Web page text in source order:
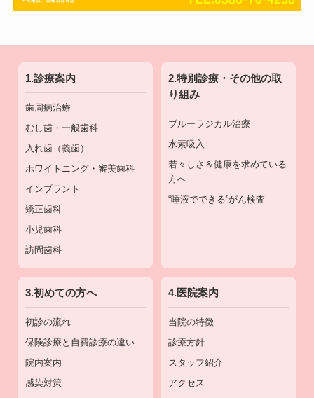
1.診療案内
歯周病治療
むし歯・一般歯科
入れ歯（義歯）
ホワイトニング・審美歯科
インプラント
矯正歯科
小児歯科
訪問歯科
2.特別診療・その他の取
り組み
ブルーラジカル治療
水素吸入
若々しさ＆健康を求めている
方へ
“唾液でできる”がん検査
3.初めての方へ
初診の流れ
保険診療と自費診療の違い
院内案内
感染対策
4.医院案内
当院の特徴
診療方針
スタッフ紹介
アクセス